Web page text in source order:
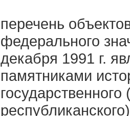
перечень
федерального
декабря 1991 г.
памятниками